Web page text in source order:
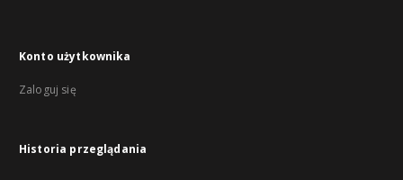
Konto użytkownika
Zaloguj się
Historia przeglądania